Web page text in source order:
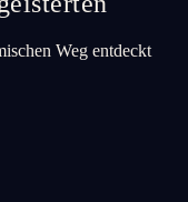
Weg entdeckt